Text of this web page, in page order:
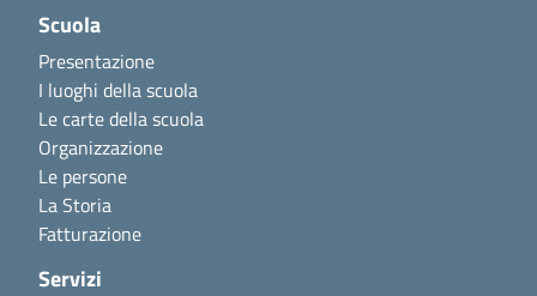
Scuola
Presentazione
I luoghi della scuola
Le carte della scuola
Organizzazione
Le persone
La Storia
Fatturazione
Servizi